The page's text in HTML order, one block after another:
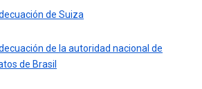
de Suiza
de la autoridad nacional de
de Brasil